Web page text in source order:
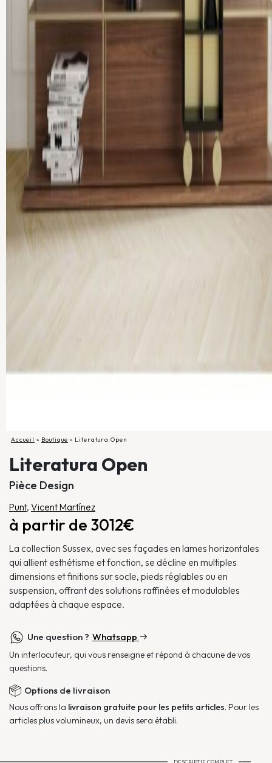
Accueil » Boutique » Literatura Open
Literatura Open
Pièce Design
Punt, Vicent Martínez
à partir de 3012€
La collection Sussex, avec ses façades en lames horizontales
qui allient esthétisme et fonction, se décline en multiples
dimensions et finitions sur socle, pieds réglables ou en
suspension, offrant des solutions raffinées et modulables
adaptées à chaque espace.
Une question ? Whatsapp
Un interlocuteur, qui vous renseigne et répond à chacune de vos
questions.
Options de livraison
Nous offrons la livraison gratuite pour les petits articles. Pour les
articles plus volumineux, un devis sera établi.
DESCRIPTIF COMPLET